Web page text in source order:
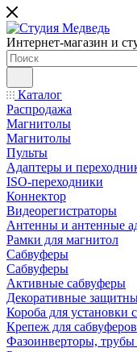
Интернет-магазин и
Каталог
Распродажа
Магнитолы
Магнитолы
Пульты
Адаптеры и
ISO-переходники
Коннектор
Видеорегистраторы
Антенны и антенные
Рамки для магнитол
Сабвуферы
Сабвуферы
Активные сабвуферы
Декоративные
Короба для установки
Крепеж для сабвуферов
Фазоинверторы,